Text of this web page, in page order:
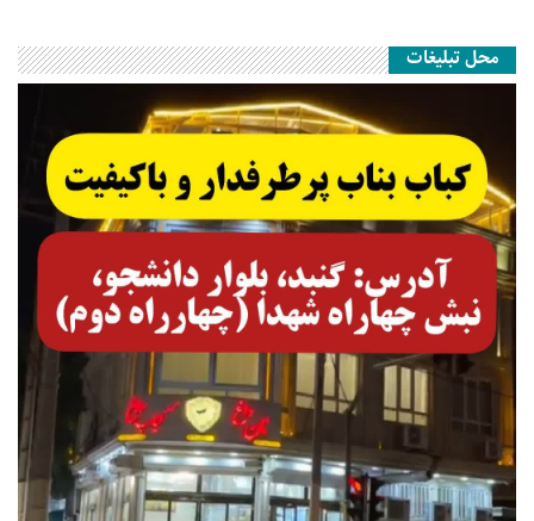
محل تبلیغات